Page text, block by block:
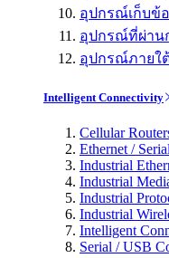
อุปกรณ์เก็บข้
อุปกรณ์ที่ผ่าน
อุปกรณ์ภายใต้
Intelligent Connectivity
Cellular
Ethernet /
Industrial
Industrial
Industrial
Industrial
Intelligent
Serial / USB